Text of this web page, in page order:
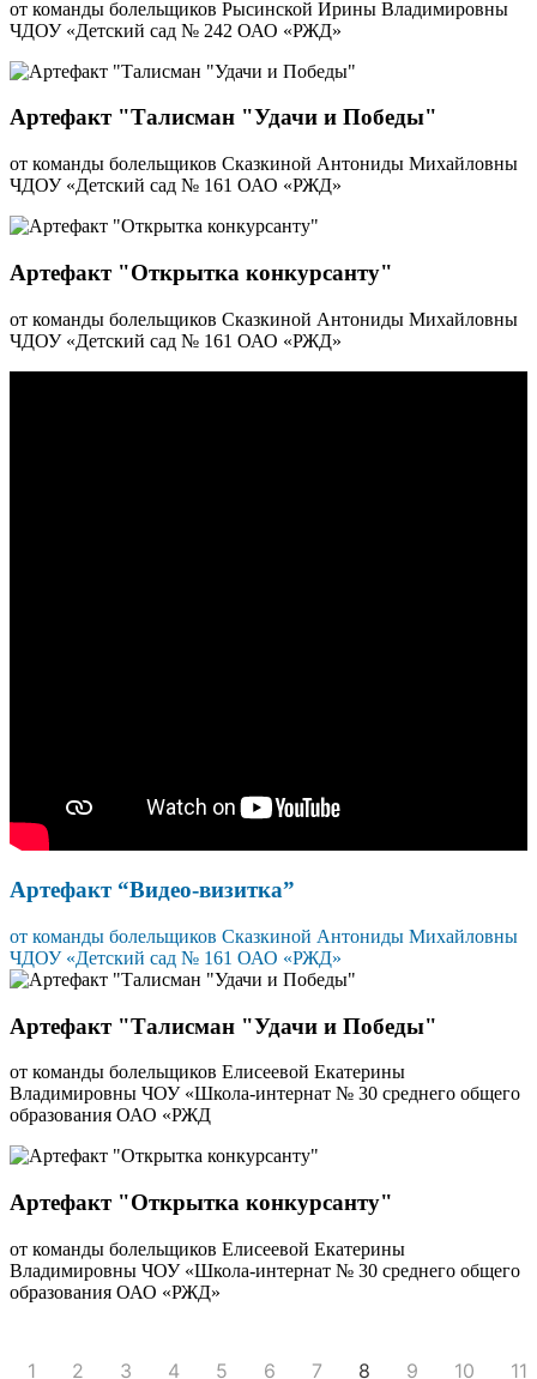
от команды болельщиков Рысинской Ирины Владимировны
ЧДОУ «Детский сад № 242 ОАО «РЖД»
Артефакт "Талисман "Удачи и Победы"
от команды болельщиков Сказкиной Антониды Михайловны
ЧДОУ «Детский сад № 161 ОАО «РЖД»
Артефакт "Открытка конкурсанту"
от команды болельщиков Сказкиной Антониды Михайловны
ЧДОУ «Детский сад № 161 ОАО «РЖД»
Артефакт “Видео-визитка”
от команды болельщиков Сказкиной Антониды Михайловны
ЧДОУ «Детский сад № 161 ОАО «РЖД»
Артефакт "Талисман "Удачи и Победы"
от команды болельщиков Елисеевой Екатерины
Владимировны ЧОУ «Школа-интернат № 30 среднего общего
образования ОАО «РЖД
Артефакт "Открытка конкурсанту"
от команды болельщиков Елисеевой Екатерины
Владимировны ЧОУ «Школа-интернат № 30 среднего общего
образования ОАО «РЖД»
1 2 3 4 5 6 7 8 9 10 11